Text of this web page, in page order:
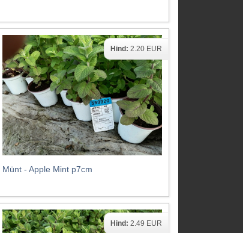
Münt - Apple Mint p7cm
Hind: 2.20 EUR
Hind: 2.49 EUR